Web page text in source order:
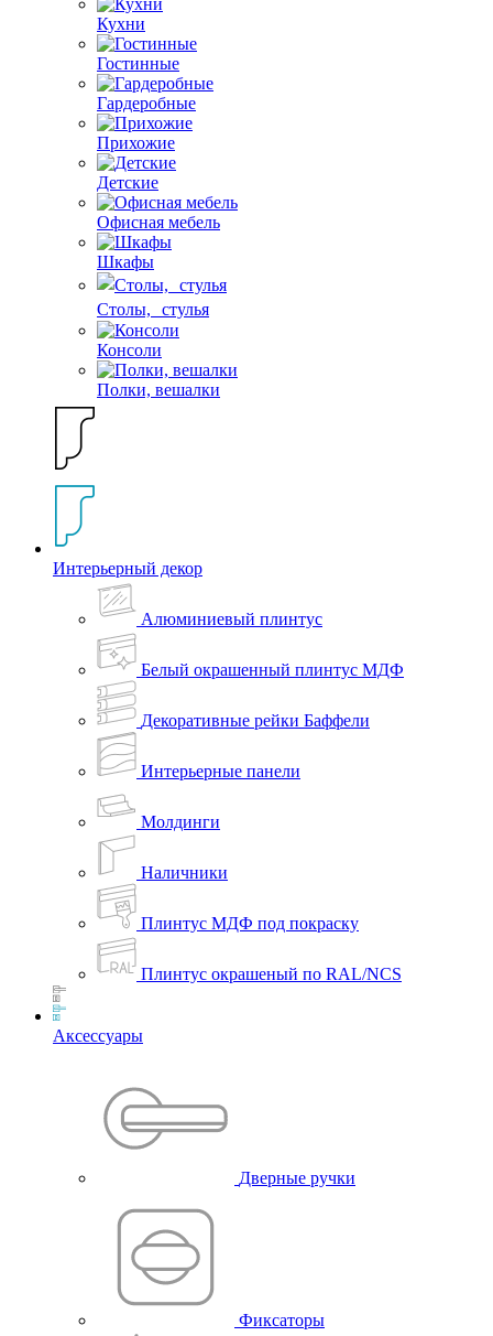
Кухни
Гостинные
Гардеробные
Прихожие
Детские
Офисная мебель
Шкафы
Столы, стулья
Консоли
Полки, вешалки
Интерьерный декор
Алюминиевый плинтус
Белый окрашенный плинтус МДФ
Декоративные рейки Баффели
Интерьерные панели
Молдинги
Наличники
Плинтус МДФ под покраску
Плинтус окрашеный по RAL/NCS
Аксессуары
Дверные ручки
Фиксаторы